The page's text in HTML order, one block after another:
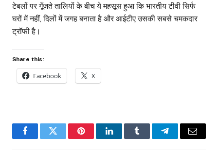
टेबलों पर गूँजते तालियों के बीच ये महसूस हुआ कि भारतीय टीवी सिर्फ
घरों में नहीं, दिलों में जगह बनाता है और आईटीए उसकी सबसे चमकदार
ट्रॉफी है।
Share this:
Facebook X
FacebookTwitter PinterestLinkedInTumblr TelegramEmail